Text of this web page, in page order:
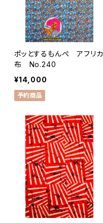
ポッとするもんぺ アフリカ
布 No.240
¥14,000
予約商品